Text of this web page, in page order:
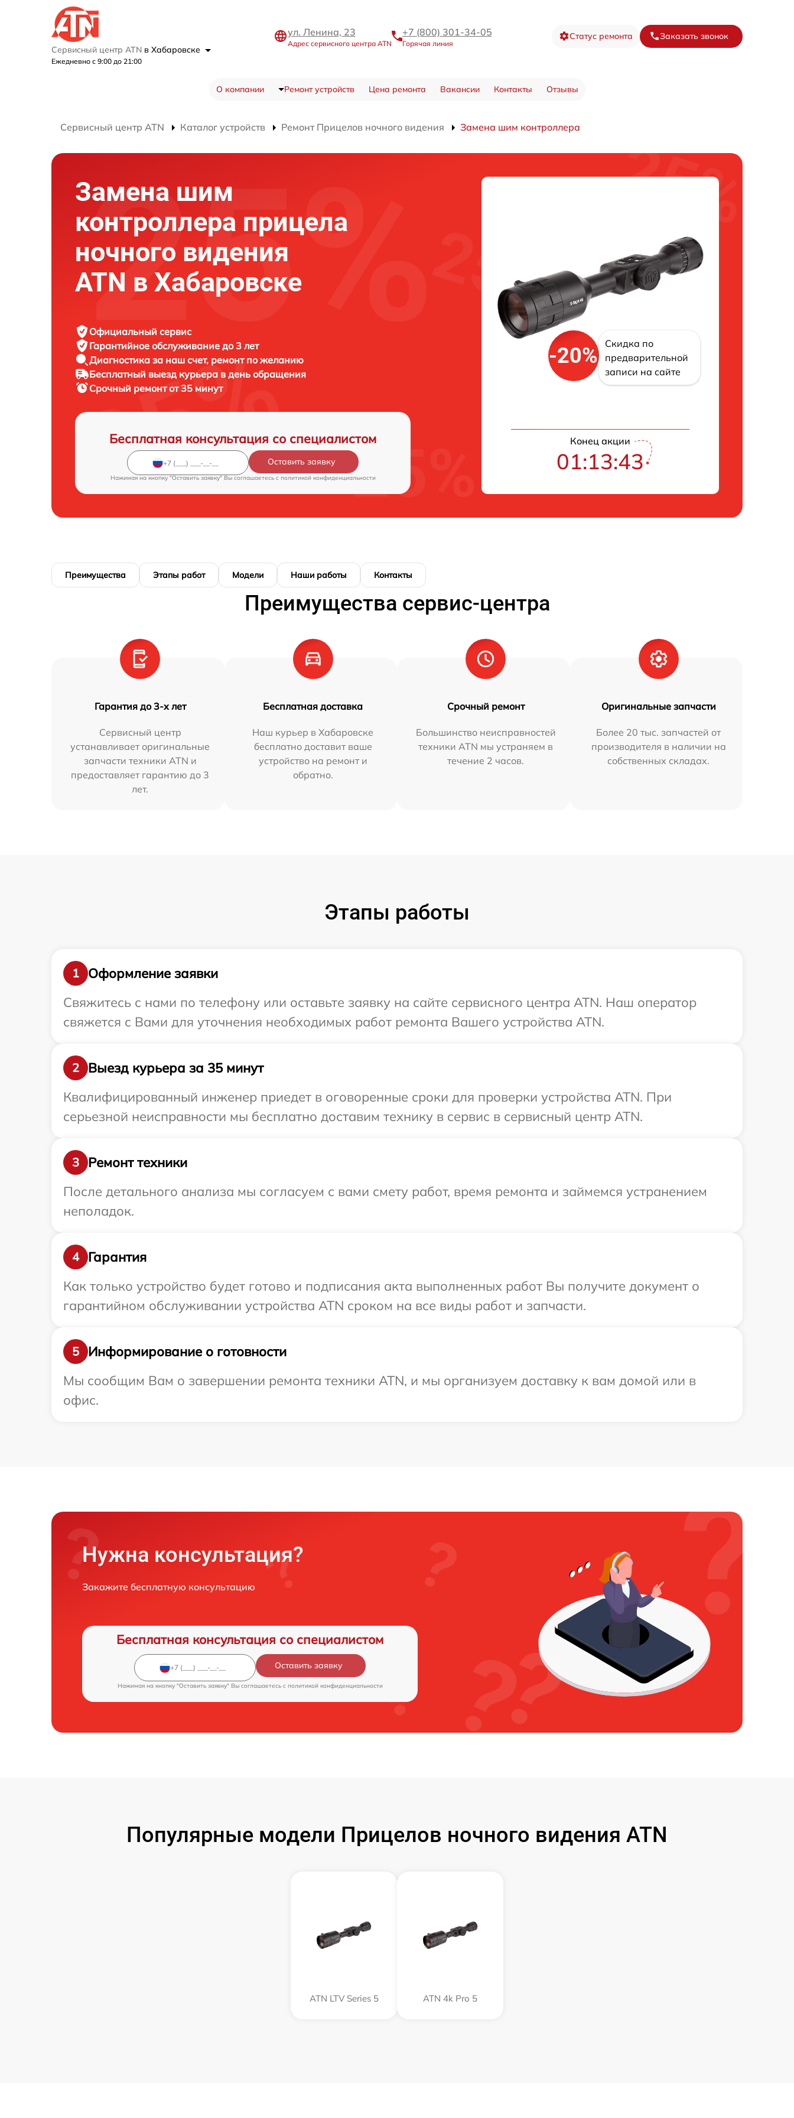
Сервисный центр ATN в Хабаровске
Ежедневно с 9:00 до 21:00
ул. Ленина, 23
Адрес сервисного центра ATN
+7 (800) 301-34-05
Горячая линия
Статус ремонта Заказать звонок
О компании Ремонт устройств Цена ремонта Вакансии Контакты Отзывы
Сервисный центр ATN Каталог устройств Ремонт Прицелов ночного видения Замена шим контроллера
Замена шим
контроллера прицела
ночного видения
ATN в Хабаровске
Официальный сервис
Гарантийное обслуживание до 3 лет
Диагностика за наш счет, ремонт по желанию
Бесплатный выезд курьера в день обращения
Срочный ремонтот 35 минут
Бесплатная консультация со специалистом
Оставить заявку
Нажимая на кнопку "Оставить заявку" Вы соглашаетесь c политикой конфиденциальности
-20%
Скидка по
предварительной
записи на сайте
Конец акции
01:13:42
Преимущества Этапы работ Модели Наши работы Контакты
Преимущества сервис-центра
Гарантия до 3-х лет
Сервисный центр
устанавливает оригинальные
запчасти техники ATN и
предоставляет гарантию до 3
лет.
Бесплатная доставка
Наш курьер в Хабаровске
бесплатно доставит ваше
устройство на ремонт и
обратно.
Срочный ремонт
Большинство неисправностей
техники ATN мы устраняем в
течение 2 часов.
Оригинальные запчасти
Более 20 тыс. запчастей от
производителя в наличии на
собственных складах.
Этапы работы
1
Оформление заявки
Свяжитесь с нами по телефону или оставьте заявку на сайте сервисного центра ATN. Наш оператор
свяжется с Вами для уточнения необходимых работ ремонта Вашего устройства ATN.
2
Выезд курьера за 35 минут
Квалифицированный инженер приедет в оговоренные сроки для проверки устройства ATN. При
серьезной неисправности мы бесплатно доставим технику в сервис в сервисный центр ATN.
3
Ремонт техники
После детального анализа мы согласуем с вами смету работ, время ремонта и займемся устранением
неполадок.
4
Гарантия
Как только устройство будет готово и подписания акта выполненных работ Вы получите документ о
гарантийном обслуживании устройства ATN сроком на все виды работ и запчасти.
5
Информирование о готовности
Мы сообщим Вам о завершении ремонта техники ATN, и мы организуем доставку к вам домой или в
офис.
Нужна консультация?
Закажите бесплатную консультацию
Бесплатная консультация со специалистом
Оставить заявку
Нажимая на кнопку "Оставить заявку" Вы соглашаетесь c политикой конфиденциальности
Популярные модели Прицелов ночного видения ATN
ATN LTV Series 5 ATN 4k Pro 5